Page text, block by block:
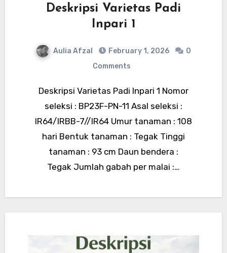
Deskripsi Varietas Padi
Inpari 1
Aulia Afzal February 1, 2026
0
Comments
Deskripsi Varietas Padi Inpari 1 Nomor
seleksi : BP23F-PN-11 Asal seleksi :
IR64/IRBB-7//IR64 Umur tanaman : 108
hari Bentuk tanaman : Tegak Tinggi
tanaman : 93 cm Daun bendera :
Tegak Jumlah gabah per malai :…